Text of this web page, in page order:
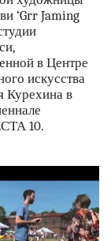
‘Grr Jaming
в Центре
искусства
Курехина в
10.